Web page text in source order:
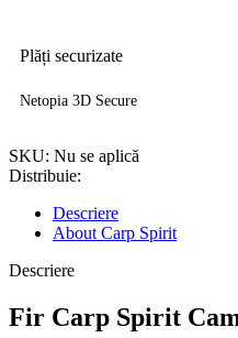
Plăți securizate
Netopia 3D Secure
SKU: Nu se aplică
Distribuie:
Descriere
About Carp Spirit
Descriere
Fir Carp Spirit